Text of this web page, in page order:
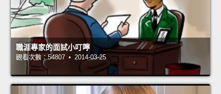
職涯專家的面試小叮嚀
觀看次數：54807 • 2014-03-25